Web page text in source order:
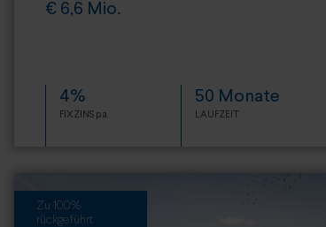
€ 6,6 Mio.
4%
FIXZINS p.a.
50 Monate
LAUFZEIT
Zu 100%
rückgeführt